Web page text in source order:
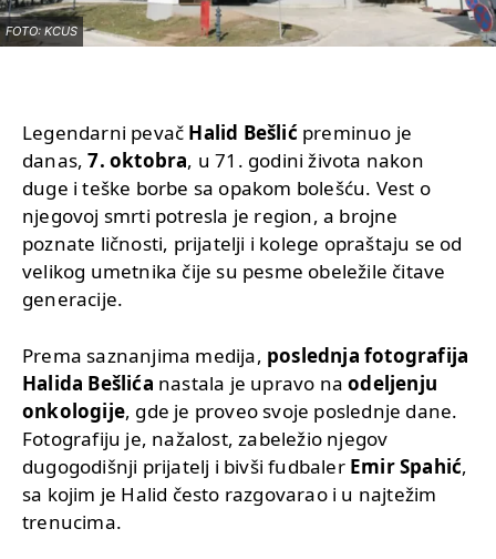
FOTO: KCUS
Legendarni pevač Halid Bešlić preminuo je
danas,7. oktobra, u 71. godini života nakon
duge i teške borbe sa opakom bolešću. Vest o
njegovoj smrti potresla je region, a brojne
poznate ličnosti, prijatelji i kolege opraštaju se od
velikog umetnika čije su pesme obeležile čitave
generacije.
Prema saznanjima medija, poslednja fotografija
Halida Bešlića nastala je upravo naodeljenju
onkologije, gde je proveo svoje poslednje dane.
Fotografiju je, nažalost, zabeležio njegov
dugogodišnji prijatelj i bivši fudbaler Emir Spahić,
sa kojim je Halid često razgovarao i u najtežim
trenucima.